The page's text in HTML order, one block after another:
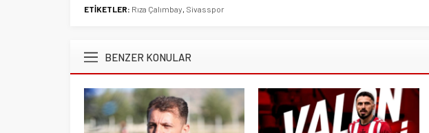
ETİKETLER: Rıza Çalımbay, Sivasspor
BENZER KONULAR